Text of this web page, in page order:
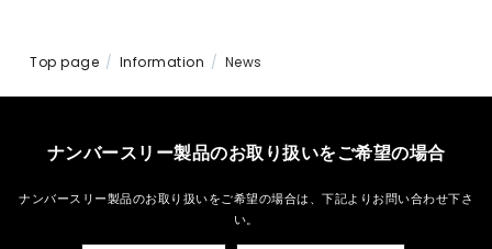
Top page Information News
ナンバースリー製品のお取り扱いをご希望の場合
ナンバースリー製品のお取り扱いをご希望の場合は、 下記よりお問い合わせ下さ
い。